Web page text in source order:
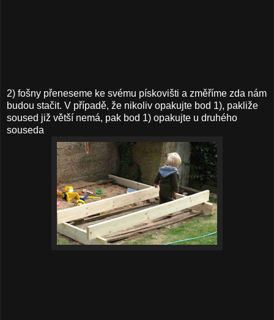
2) fošny přeneseme ke svému pískovišti a změříme zda nám
budou stačit. V případě, že nikoliv opakujte bod 1), pakliže
soused již větší nemá, pak bod 1) opakujte u druhého
souseda